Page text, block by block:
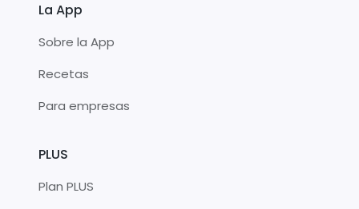
La App
Sobre la App
Recetas
Para empresas
PLUS
Plan PLUS